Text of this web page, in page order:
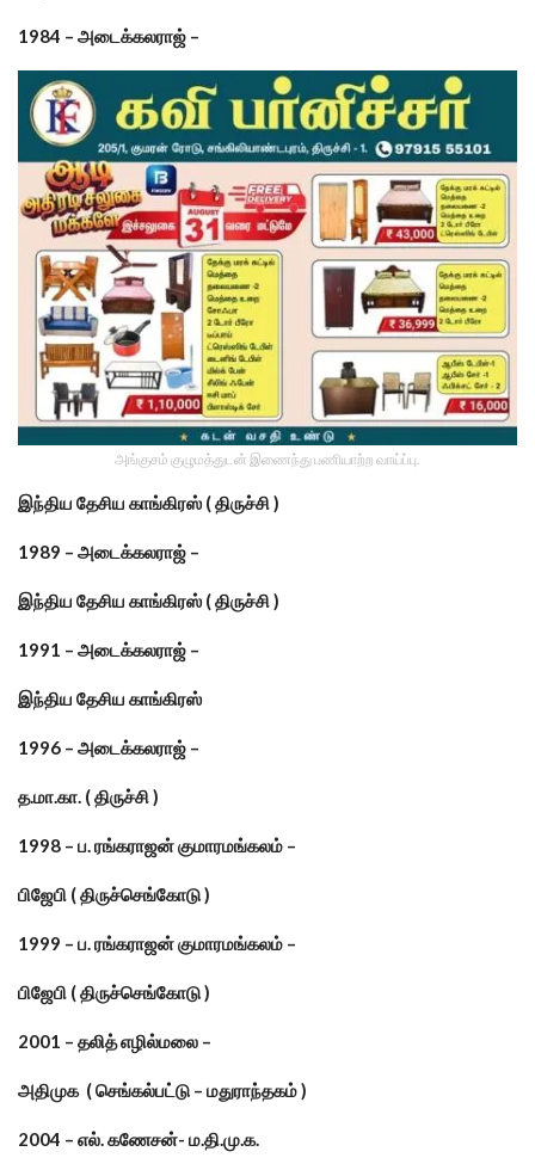
1984 – அடைக்கலராஜ் –
அங்குசம் குழுமத்துடன் இணைந்து பணியாற்ற வாய்ப்பு.
இந்திய தேசிய காங்கிரஸ் ( திருச்சி )
1989 – அடைக்கலராஜ் –
இந்திய தேசிய காங்கிரஸ் ( திருச்சி )
1991 – அடைக்கலராஜ் –
இந்திய தேசிய காங்கிரஸ்
1996 – அடைக்கலராஜ் –
த.மா.கா. ( திருச்சி )
1998 – ப. ரங்கராஜன் குமாரமங்கலம் –
பிஜேபி ( திருச்செங்கோடு )
1999 – ப. ரங்கராஜன் குமாரமங்கலம் –
பிஜேபி ( திருச்செங்கோடு )
2001 – தலித் எழில்மலை –
அதிமுக ( செங்கல்பட்டு – மதுராந்தகம் )
2004 – எல். கணேசன்- ம.தி.மு.க.